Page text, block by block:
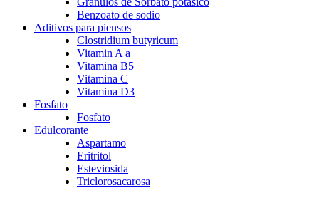
Benzoato de sodio
Aditivos para piensos
Clostridium butyricum
Vitamin A a
Vitamina B5
Vitamina C
Vitamina D3
Fosfato
Fosfato
Edulcorante
Aspartamo
Eritritol
Esteviosida
Triclorosacarosa